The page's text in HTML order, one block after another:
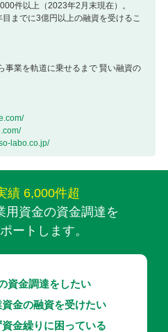
件以上（2023年2月末現在）。
までに3億円以上の融資を受けるこ
業を軌道に乗せるまで 賢い融資の
labo.co.jp/
績 6,000件超
用資金の資金調達を
ートします。
資金調達をしたい
金の融資を受けたい
金繰りに困っている